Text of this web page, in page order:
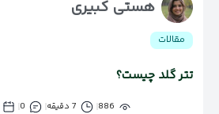
هستی کبیری
مقالات
تتر گلد چیست؟
886 7 دقیقه 0